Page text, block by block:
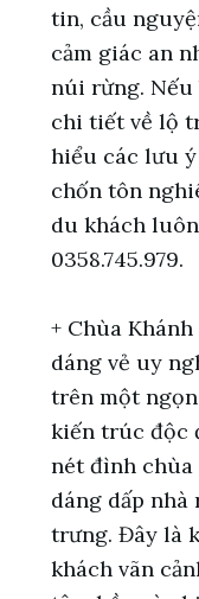
tin, cầu
cảm giác an
núi rừng. Nếu
chi tiết về lộ
hiểu các lưu
chốn tôn
du khách
0358.745.979.
+ Chùa
dáng vẻ uy
trên một
kiến trúc độc
nét đình
dáng dấp nhà
trưng. Đây là
khách vãn